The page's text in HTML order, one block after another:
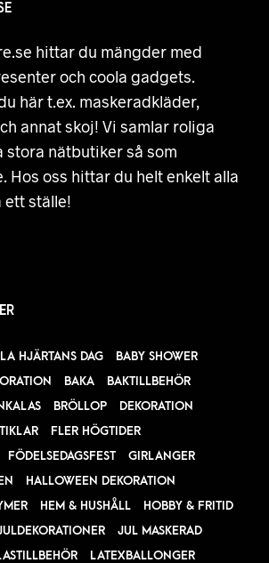
hittar du mängder med
och coola gadgets.
här t.ex. maskeradkläder,
annat skoj! Vi samlar roliga
stora nätbutiker så som
Hos oss hittar du helt enkelt alla
ett ställe!
HJÄRTANS DAG
BABY SHOWER
BAKA
BAKTILLBEHÖR
BRÖLLOP
DEKORATION
FLER HÖGTIDER
FÖDELSEDAGSFEST
GIRLANGER
HALLOWEEN DEKORATION
HEM & HUSHÅLL
HOBBY & FRITID
JUL MASKERAD
LATEXBALLONGER